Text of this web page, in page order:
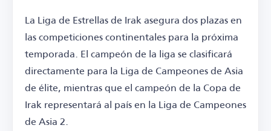
La Liga de Estrellas de Irak asegura dos plazas en
las competiciones continentales para la próxima
temporada. El campeón de la liga se clasificará
directamente para la Liga de Campeones de Asia
de élite, mientras que el campeón de la Copa de
Irak representará al país en la Liga de Campeones
de Asia 2.